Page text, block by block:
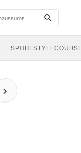
search-
btn
SPORTSTYLE